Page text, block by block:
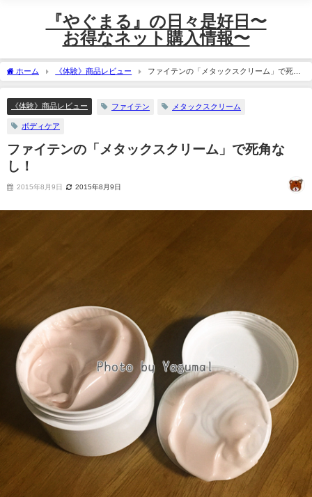
『やぐまる』の日々是好日〜
お得なネット購入情報〜
ホーム 《体験》商品レビュー
ファイテンの「メタックスクリーム」で死角
なし！
《体験》商品レビュー ファイテン メタックスクリーム
ボディケア
ファイテンの「メタックスクリーム」で死角な
し！
2015年8月9日 2015年8月9日